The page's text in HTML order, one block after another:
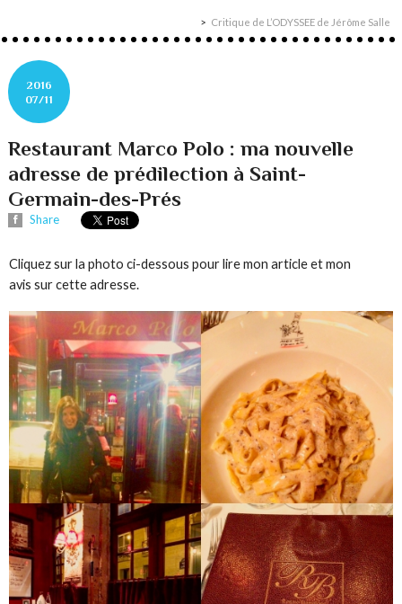
Critique de L’ODYSSEE de Jérôme Salle
2016
07/11
Restaurant Marco Polo : ma nouvelle
adresse de prédilection à Saint-
Germain-des-Prés
Share
Cliquez sur la photo ci-dessous pour lire mon article et mon
avis sur cette adresse.